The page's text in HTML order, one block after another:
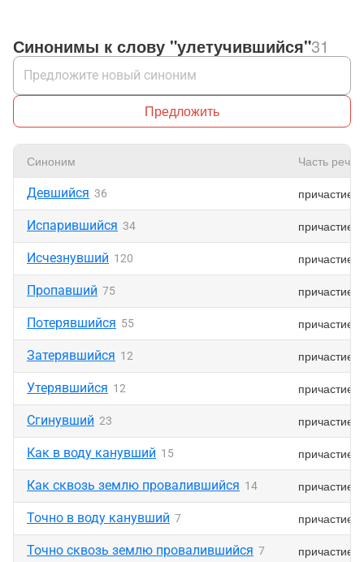
Синонимы к слову "улетучившийся"31
Предложить
Синоним Часть речи
Девшийся 36 причастие
Испарившийся 34 причастие
Исчезнувший 120 причастие
Пропавший 75 причастие
Потерявшийся 55 причастие
Затерявшийся 12 причастие
Утерявшийся 12 причастие
Сгинувший 23 причастие
Как в воду канувший 15 причастие
Как сквозь землю провалившийся 14 причастие
Точно в воду канувший 7 причастие
Точно сквозь землю провалившийся 7 причастие